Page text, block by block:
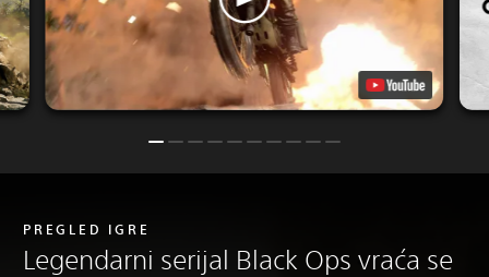
PREGLED IGRE
Legendarni serijal Black Ops vraća se